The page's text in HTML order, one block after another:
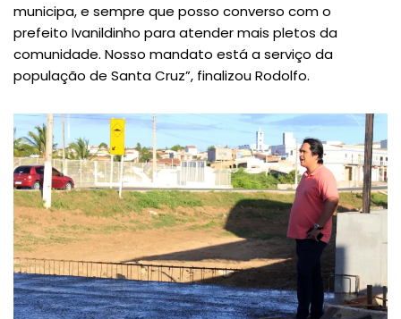
municipa, e sempre que posso converso com o
prefeito Ivanildinho para atender mais pletos da
comunidade. Nosso mandato está a serviço da
população de Santa Cruz”, finalizou Rodolfo.